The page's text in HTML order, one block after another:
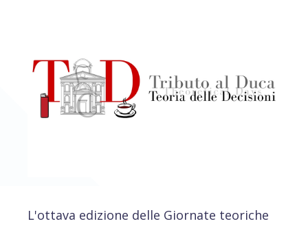
L'ottava edizione delle Giornate teoriche